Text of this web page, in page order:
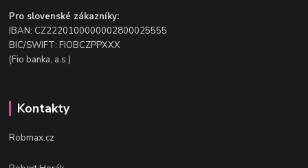
Pro slovenské zákazníky:
IBAN: CZ2220100000002800025555
BIC/SWIFT: FIOBCZPPXXX
(Fio banka, a.s.)
Kontakty
Robmax.cz